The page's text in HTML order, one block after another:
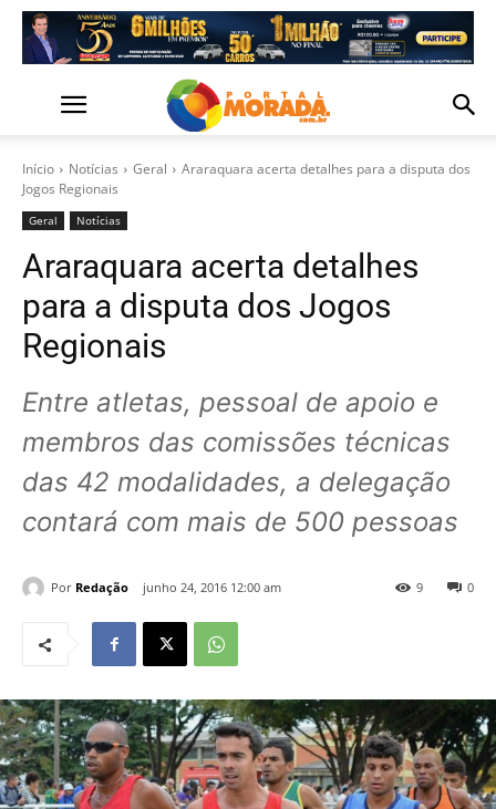
Início Notícias Geral
Araraquara acerta detalhes para a disputa dos
Jogos Regionais
Geral Notícias
Araraquara acerta detalhes
para a disputa dos Jogos
Regionais
Entre atletas, pessoal de apoio e
membros das comissões técnicas
das 42 modalidades, a delegação
contará com mais de 500 pessoas
Por Redação junho 24, 2016 12:00 am 0
9